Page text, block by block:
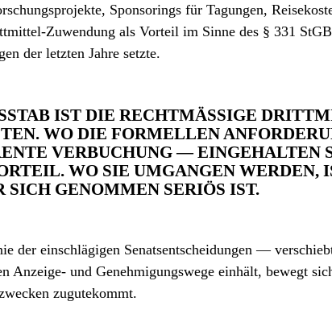
Sponsorings für Tagungen,
Zuwendung als Vorteil im Sinne des § 331
der letzten Jahre setzte.
IST DIE RECHTMÄSSIGE
WO DIE FORMELLEN
VERBUCHUNG — EINGEHALTEN
WO SIE UMGANGEN WERDEN, IST
GENOMMEN SERIÖS IST.
der einschlägigen Senats­entscheidungen —
Anzeige- und Genehmigungs­wege einhält, bewegt
zugutekommt.